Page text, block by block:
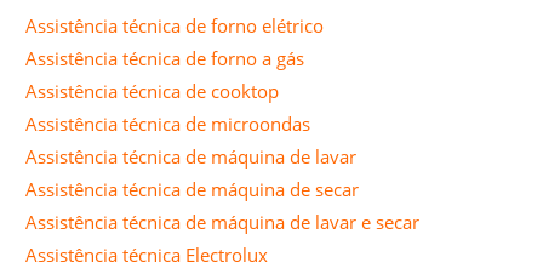
Assistência técnica de forno elétrico
Assistência técnica de forno a gás
Assistência técnica de cooktop
Assistência técnica de microondas
Assistência técnica de máquina de lavar
Assistência técnica de máquina de secar
Assistência técnica de máquina de lavar e secar
Assistência técnica Electrolux